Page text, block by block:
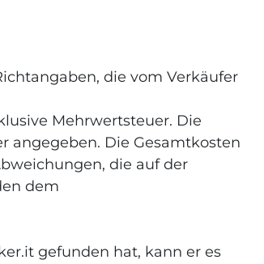
die vom Verkäufer
Mehrwertsteuer. Die
angegeben. Die Gesamtkosten
die auf der
dem
gefunden hat, kann er es